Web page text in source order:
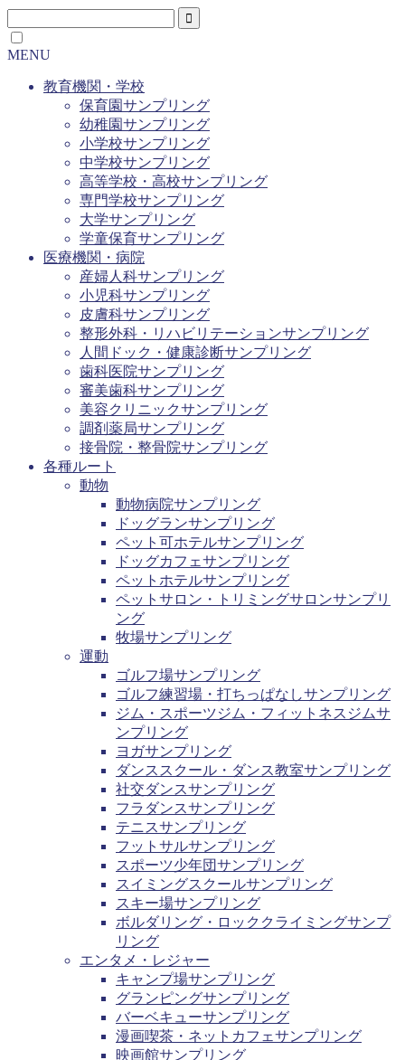
MENU
教育機関・学校
保育園サンプリング
幼稚園サンプリング
小学校サンプリング
中学校サンプリング
高等学校・高校サンプリング
専門学校サンプリング
大学サンプリング
学童保育サンプリング
医療機関・病院
産婦人科サンプリング
小児科サンプリング
皮膚科サンプリング
整形外科・リハビリテーションサンプリング
人間ドック・健康診断サンプリング
歯科医院サンプリング
審美歯科サンプリング
美容クリニックサンプリング
調剤薬局サンプリング
接骨院・整骨院サンプリング
各種ルート
動物
動物病院サンプリング
ドッグランサンプリング
ペット可ホテルサンプリング
ドッグカフェサンプリング
ペットホテルサンプリング
ペットサロン・トリミングサロンサンプリ
ング
牧場サンプリング
運動
ゴルフ場サンプリング
ゴルフ練習場・打ちっぱなしサンプリング
ジム・スポーツジム・フィットネスジムサ
ンプリング
ヨガサンプリング
ダンススクール・ダンス教室サンプリング
社交ダンスサンプリング
フラダンスサンプリング
テニスサンプリング
フットサルサンプリング
スポーツ少年団サンプリング
スイミングスクールサンプリング
スキー場サンプリング
ボルダリング・ロッククライミングサンプ
リング
エンタメ・レジャー
キャンプ場サンプリング
グランピングサンプリング
バーベキューサンプリング
漫画喫茶・ネットカフェサンプリング
映画館サンプリング